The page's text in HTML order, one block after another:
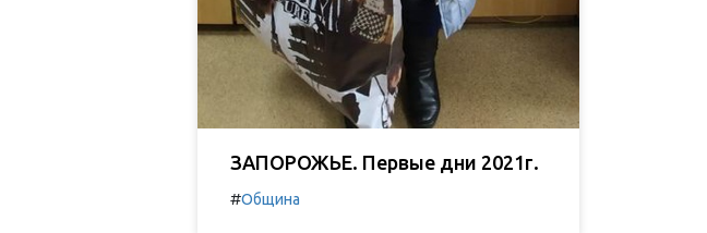
ЗАПОРОЖЬЕ. Первые дни 2021г.
#Община